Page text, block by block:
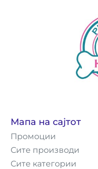
Мапа на сајтот
Промоции
Сите производи
Сите категории